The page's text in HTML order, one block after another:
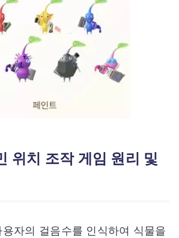
위치 조작 게임 원리 및
자의 걸음수를 인식하여 식물을